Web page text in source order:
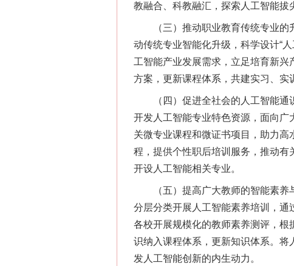
教融合、科教融汇，探索人工智能拔
（三）推动职业教育传统专业的升
动传统专业智能化升级，科学设计“
工智能产业发展需求，立足培育新
方案，更新课程体系，共建实习、实
（四）促进全社会的人工智能通识
开发人工智能专业特色资源，面向广
关微专业课程和微证书项目，助力
程，提供个性职后培训服务，推动
开设人工智能相关专业。
（五）提高广大教师的智能素养与
分层分类开展人工智能素养培训，
各校开展规模化的教师素养测评，
识纳入课程体系，更新知识体系。
发人工智能创新的内生动力。